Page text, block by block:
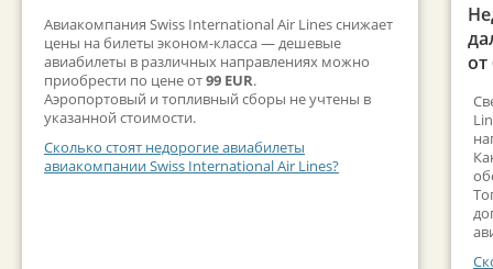
Авиакомпания Swiss International Air Lines снижает
цены на билеты эконом-класса — дешевые
авиабилеты в различных направлениях можно
приобрести по цене от99 EUR.
Аэропортовый и топливный сборы не учтены в
указанной стоимости.
Сколько стоят недорогие авиабилеты
авиакомпании Swiss International Air Lines?
от